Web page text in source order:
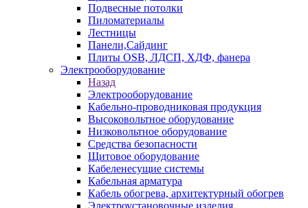
Подвесные потолки
Пиломатериалы
Лестницы
Панели,Сайдинг
Плиты OSB, ЛДСП, ХДФ, фанера
Электрооборудование
Назад
Электрооборудование
Кабельно-проводниковая продукция
Высоковольтное оборудование
Низковольтное оборудование
Средства безопасности
Щитовое оборудование
Кабеленесущие системы
Кабельная арматура
Кабель обогрева, архитектурный обогрев
Электроустановочные изделия